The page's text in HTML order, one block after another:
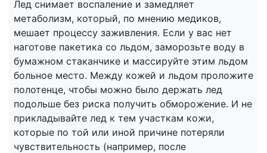
Лед снимает воспаление и замедляет
метаболизм, который, по мнению медиков,
мешает процессу заживления. Если у вас нет
наготове пакетика со льдом, заморозьте воду в
бумажном стаканчике и массируйте этим льдом
больное место. Между кожей и льдом проложите
полотенце, чтобы можно было держать лед
подольше без риска получить обморожение. И не
прикладывайте лед к тем участкам кожи,
которые по той или иной причине потеряли
чувствительность (например, после